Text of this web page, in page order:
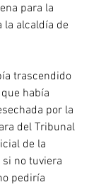
para la
la alcaldía de
trascendido
había
por la
del Tribunal
de la
si no tuviera
pediría